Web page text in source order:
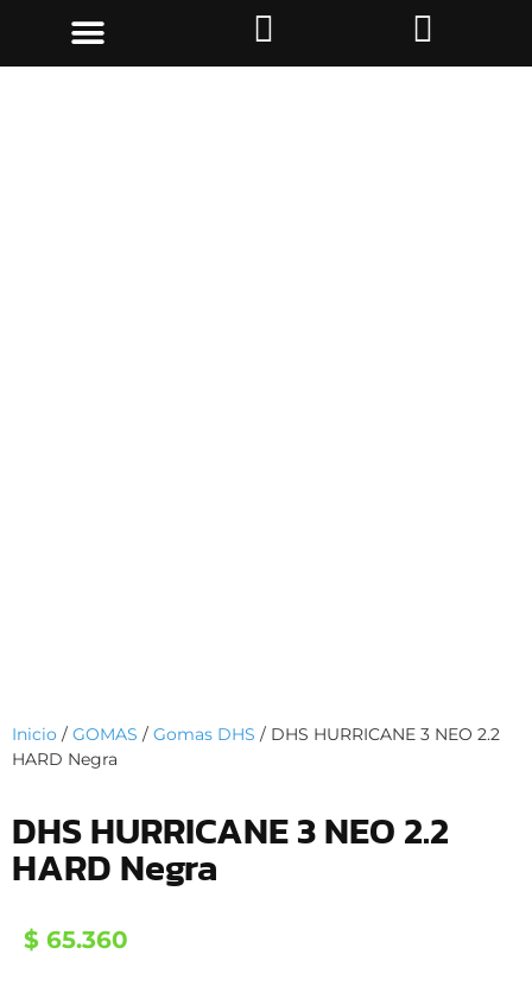
Inicio / GOMAS / Gomas DHS / DHS HURRICANE 3 NEO 2.2
HARD Negra
DHS HURRICANE 3 NEO 2.2
HARD Negra
$ 65.360